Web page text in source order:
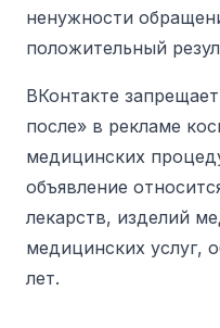
ненужности
положительный
ВКонтакте
после» в рекламе
медицинских
объявление
лекарств, изделий
медицинских услуг,
лет.